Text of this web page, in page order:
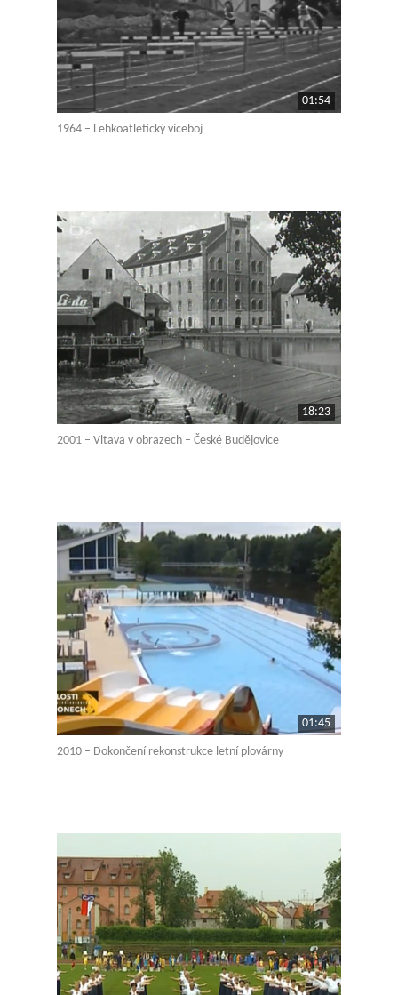
01:54
1964 – Lehkoatletický víceboj
18:23
2001 – Vltava v obrazech – České Budějovice
01:45
2010 – Dokončení rekonstrukce letní plovárny